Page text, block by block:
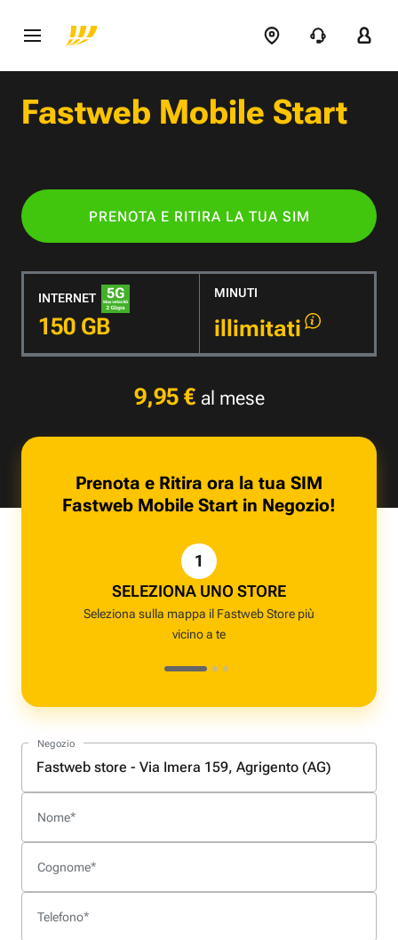
Fastweb Mobile Start
PRENOTA E RITIRA LA TUA SIM
INTERNET
150 GB
MINUTI
illimitati
9,95 € al mese
Prenota e Ritira ora la tua SIM
Fastweb Mobile Start in Negozio!
1
SELEZIONA UNO STORE
Seleziona sulla mappa il Fastweb Store più
vicino a te
Negozio
Nome*
Cognome*
Telefono*